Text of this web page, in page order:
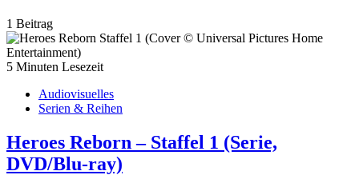
1 Beitrag
5 Minuten Lesezeit
Audiovisuelles
Serien & Reihen
Heroes Reborn – Staffel 1 (Serie,
DVD/Blu-ray)